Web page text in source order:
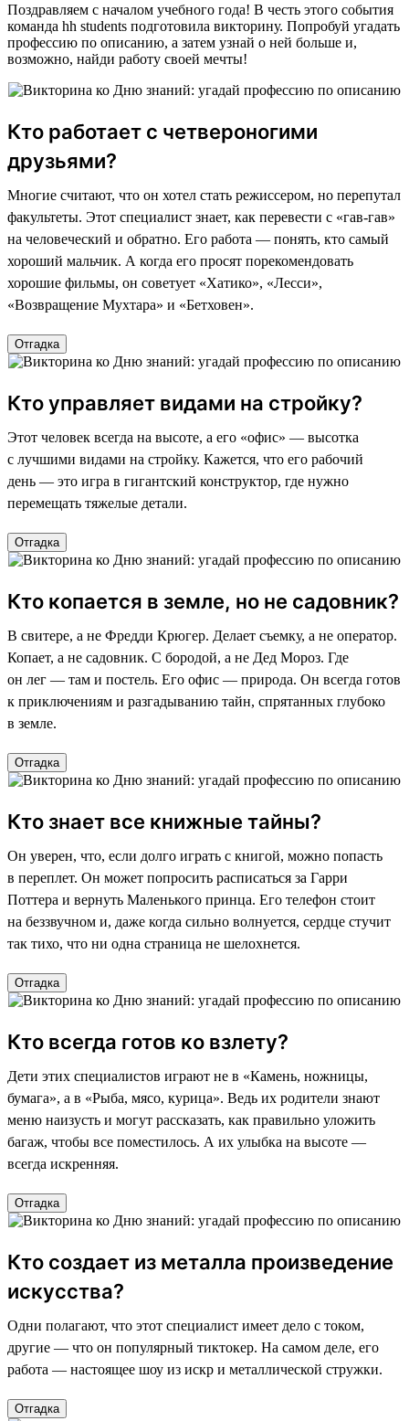
Поздравляем с началом учебного года! В честь этого события
команда hh students подготовила викторину. Попробуй угадать
профессию по описанию, а затем узнай о ней больше и,
возможно, найди работу своей мечты!
Кто работает с четвероногими
друзьями?
Многие считают, что он хотел стать режиссером, но перепутал
факультеты. Этот специалист знает, как перевести с «гав-гав»
на человеческий и обратно. Его работа — понять, кто самый
хороший мальчик. А когда его просят порекомендовать
хорошие фильмы, он советует «Хатико», «Лесси»,
«Возвращение Мухтара» и «Бетховен».
Отгадка
Кто управляет видами на стройку?
Этот человек всегда на высоте, а его «офис» — высотка
с лучшими видами на стройку. Кажется, что его рабочий
день — это игра в гигантский конструктор, где нужно
перемещать тяжелые детали.
Отгадка
Кто копается в земле, но не садовник?
В свитере, а не Фредди Крюгер. Делает съемку, а не оператор.
Копает, а не садовник. С бородой, а не Дед Мороз. Где
он лег — там и постель. Его офис — природа. Он всегда готов
к приключениям и разгадыванию тайн, спрятанных глубоко
в земле.
Отгадка
Кто знает все книжные тайны?
Он уверен, что, если долго играть с книгой, можно попасть
в переплет. Он может попросить расписаться за Гарри
Поттера и вернуть Маленького принца. Его телефон стоит
на беззвучном и, даже когда сильно волнуется, сердце стучит
так тихо, что ни одна страница не шелохнется.
Отгадка
Кто всегда готов ко взлету?
Дети этих специалистов играют не в «Камень, ножницы,
бумага», а в «Рыба, мясо, курица». Ведь их родители знают
меню наизусть и могут рассказать, как правильно уложить
багаж, чтобы все поместилось. А их улыбка на высоте —
всегда искренняя.
Отгадка
Кто создает из металла произведение
искусства?
Одни полагают, что этот специалист имеет дело с током,
другие — что он популярный тиктокер. На самом деле, его
работа — настоящее шоу из искр и металлической стружки.
Отгадка